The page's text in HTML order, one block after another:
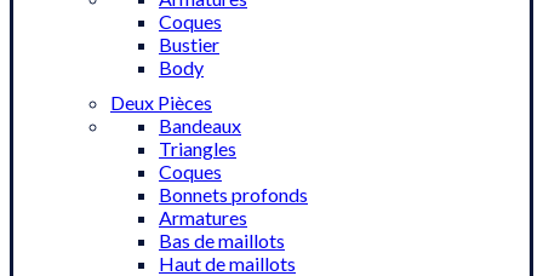
Coques
Bustier
Body
Deux Pièces
Bandeaux
Triangles
Coques
Bonnets profonds
Armatures
Bas de maillots
Haut de maillots